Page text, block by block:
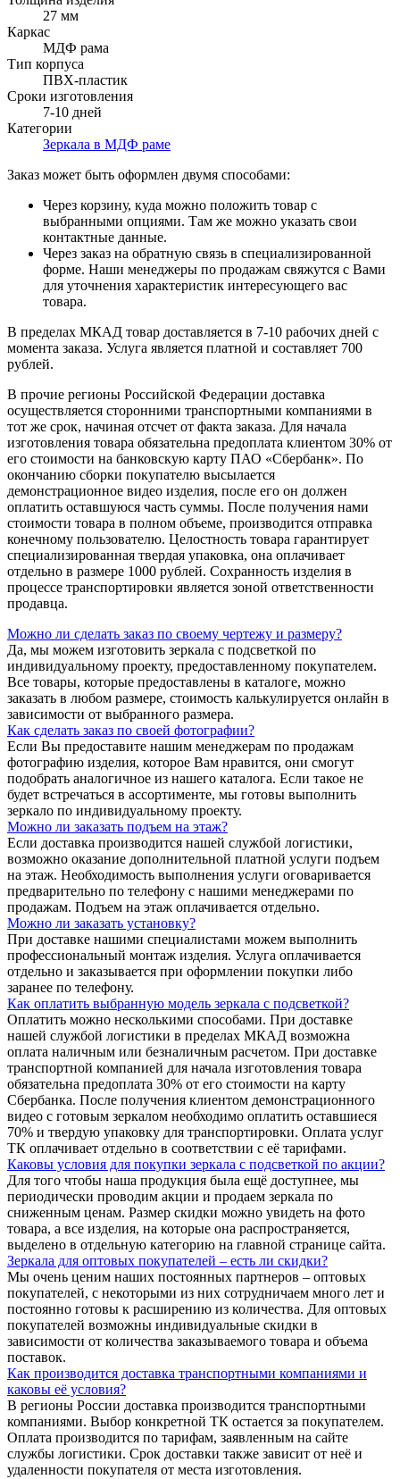
27 мм
Каркас
МДФ рама
Тип корпуса
ПВХ-пластик
Сроки изготовления
7-10 дней
Категории
Зеркала в МДФ раме
Заказ может быть оформлен двумя способами:
Через корзину, куда можно положить товар с
выбранными опциями. Там же можно указать свои
контактные данные.
Через заказ на обратную связь в специализированной
форме. Наши менеджеры по продажам свяжутся с Вами
для уточнения характеристик интересующего вас
товара.
В пределах МКАД товар доставляется в 7-10 рабочих дней с
момента заказа. Услуга является платной и составляет 700
рублей.
В прочие регионы Российской Федерации доставка
осуществляется сторонними транспортными компаниями в
тот же срок, начиная отсчет от факта заказа. Для начала
изготовления товара обязательна предоплата клиентом 30% от
его стоимости на банковскую карту ПАО «Сбербанк». По
окончанию сборки покупателю высылается
демонстрационное видео изделия, после его он должен
оплатить оставшуюся часть суммы. После получения нами
стоимости товара в полном объеме, производится отправка
конечному пользователю. Целостность товара гарантирует
специализированная твердая упаковка, она оплачивает
отдельно в размере 1000 рублей. Сохранность изделия в
процессе транспортировки является зоной ответственности
продавца.
Можно ли сделать заказ по своему чертежу и размеру?
Да, мы можем изготовить зеркала с подсветкой по
индивидуальному проекту, предоставленному покупателем.
Все товары, которые предоставлены в каталоге, можно
заказать в любом размере, стоимость калькулируется онлайн в
зависимости от выбранного размера.
Как сделать заказ по своей фотографии?
Если Вы предоставите нашим менеджерам по продажам
фотографию изделия, которое Вам нравится, они смогут
подобрать аналогичное из нашего каталога. Если такое не
будет встречаться в ассортименте, мы готовы выполнить
зеркало по индивидуальному проекту.
Можно ли заказать подъем на этаж?
Если доставка производится нашей службой логистики,
возможно оказание дополнительной платной услуги подъем
на этаж. Необходимость выполнения услуги оговаривается
предварительно по телефону с нашими менеджерами по
продажам. Подъем на этаж оплачивается отдельно.
Можно ли заказать установку?
При доставке нашими специалистами можем выполнить
профессиональный монтаж изделия. Услуга оплачивается
отдельно и заказывается при оформлении покупки либо
заранее по телефону.
Как оплатить выбранную модель зеркала с подсветкой?
Оплатить можно несколькими способами. При доставке
нашей службой логистики в пределах МКАД возможна
оплата наличным или безналичным расчетом. При доставке
транспортной компанией для начала изготовления товара
обязательна предоплата 30% от его стоимости на карту
Сбербанка. После получения клиентом демонстрационного
видео с готовым зеркалом необходимо оплатить оставшиеся
70% и твердую упаковку для транспортировки. Оплата услуг
ТК оплачивает отдельно в соответствии с её тарифами.
Каковы условия для покупки зеркала с подсветкой по акции?
Для того чтобы наша продукция была ещё доступнее, мы
периодически проводим акции и продаем зеркала по
сниженным ценам. Размер скидки можно увидеть на фото
товара, а все изделия, на которые она распространяется,
выделено в отдельную категорию на главной странице сайта.
Зеркала для оптовых покупателей – есть ли скидки?
Мы очень ценим наших постоянных партнеров – оптовых
покупателей, с некоторыми из них сотрудничаем много лет и
постоянно готовы к расширению из количества. Для оптовых
покупателей возможны индивидуальные скидки в
зависимости от количества заказываемого товара и объема
поставок.
Как производится доставка транспортными компаниями и
каковы её условия?
В регионы России доставка производится транспортными
компаниями. Выбор конкретной ТК остается за покупателем.
Оплата производится по тарифам, заявленным на сайте
службы логистики. Срок доставки также зависит от неё и
удаленности покупателя от места изготовления.